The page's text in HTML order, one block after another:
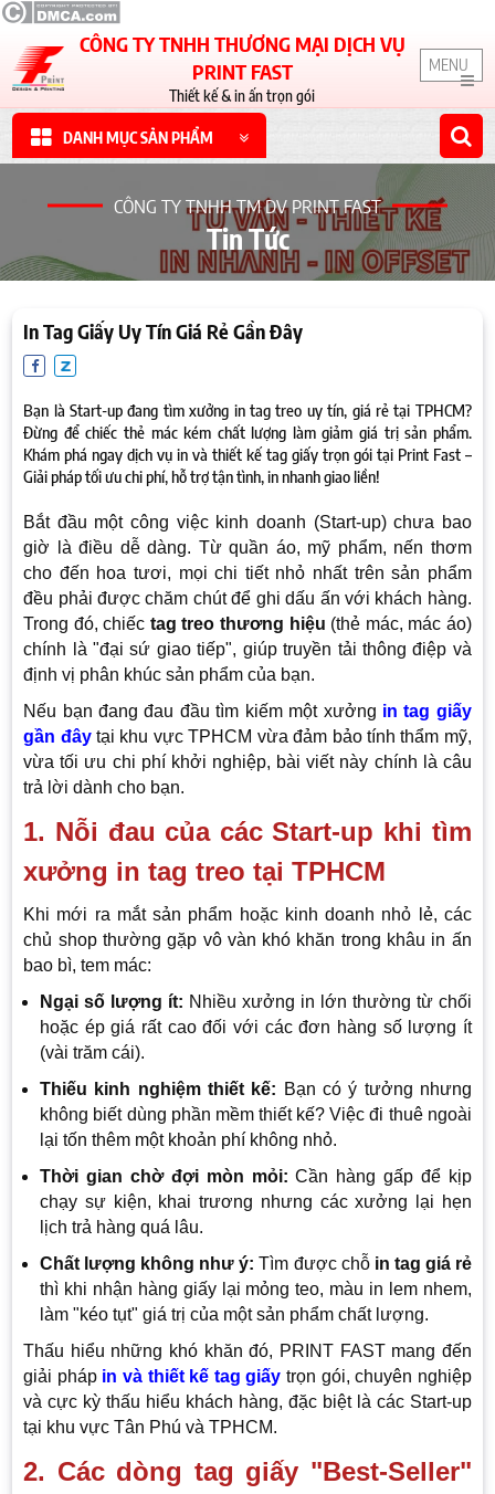
CÔNG TY TNHH THƯƠNG MẠI DỊCH VỤ
PRINT FAST
Thiết kế & in ấn trọn gói
MENU
DANH MỤC SẢN PHẨM
CÔNG TY TNHH TM DV PRINT FAST
Tin Tức
In Tag Giấy Uy Tín Giá Rẻ Gần Đây
Bạn là Start-up đang tìm xưởng in tag treo uy tín, giá rẻ tại TPHCM?
Đừng để chiếc thẻ mác kém chất lượng làm giảm giá trị sản phẩm.
Khám phá ngay dịch vụ in và thiết kế tag giấy trọn gói tại Print Fast –
Giải pháp tối ưu chi phí, hỗ trợ tận tình, in nhanh giao liền!
Bắt đầu một công việc kinh doanh (Start-up) chưa bao
giờ là điều dễ dàng. Từ quần áo, mỹ phẩm, nến thơm
cho đến hoa tươi, mọi chi tiết nhỏ nhất trên sản phẩm
đều phải được chăm chút để ghi dấu ấn với khách hàng.
Trong đó, chiếc tag treo thương hiệu (thẻ mác, mác áo)
chính là "đại sứ giao tiếp", giúp truyền tải thông điệp và
định vị phân khúc sản phẩm của bạn.
Nếu bạn đang đau đầu tìm kiếm một xưởng in tag giấy
gần đâytại khu vực TPHCM vừa đảm bảo tính thẩm mỹ,
vừa tối ưu chi phí khởi nghiệp, bài viết này chính là câu
trả lời dành cho bạn.
1. Nỗi đau của các Start-up khi tìm
xưởng in tag treo tại TPHCM
Khi mới ra mắt sản phẩm hoặc kinh doanh nhỏ lẻ, các
chủ shop thường gặp vô vàn khó khăn trong khâu in ấn
bao bì, tem mác:
Ngại số lượng ít: Nhiều xưởng in lớn thường từ chối
hoặc ép giá rất cao đối với các đơn hàng số lượng ít
(vài trăm cái).
Thiếu kinh nghiệm thiết kế: Bạn có ý tưởng nhưng
không biết dùng phần mềm thiết kế? Việc đi thuê ngoài
lại tốn thêm một khoản phí không nhỏ.
Thời gian chờ đợi mòn mỏi: Cần hàng gấp để kịp
chạy sự kiện, khai trương nhưng các xưởng lại hẹn
lịch trả hàng quá lâu.
Chất lượng không như ý: Tìm được chỗ in tag giá rẻ
thì khi nhận hàng giấy lại mỏng teo, màu in lem nhem,
làm "kéo tụt" giá trị của một sản phẩm chất lượng.
Thấu hiểu những khó khăn đó, PRINT FAST mang đến
giải pháp in và thiết kế tag giấy trọn gói, chuyên nghiệp
và cực kỳ thấu hiểu khách hàng, đặc biệt là các Start-up
tại khu vực Tân Phú và TPHCM.
2. Các dòng tag giấy "Best-Seller"